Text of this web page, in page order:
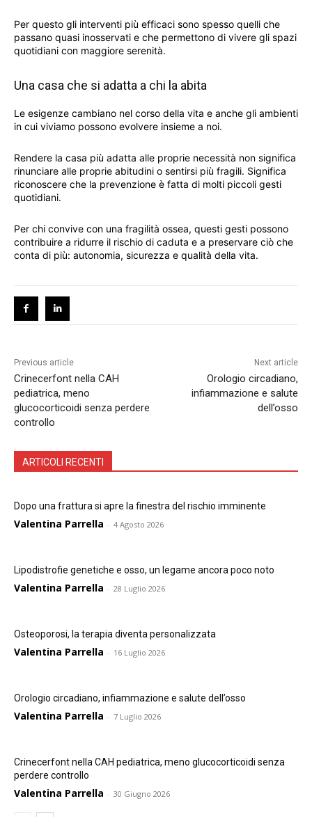
Per questo gli interventi più efficaci sono spesso quelli che
passano quasi inosservati e che permettono di vivere gli spazi
quotidiani con maggiore serenità.
Una casa che si adatta a chi la abita
Le esigenze cambiano nel corso della vita e anche gli ambienti
in cui viviamo possono evolvere insieme a noi.
Rendere la casa più adatta alle proprie necessità non significa
rinunciare alle proprie abitudini o sentirsi più fragili. Significa
riconoscere che la prevenzione è fatta di molti piccoli gesti
quotidiani.
Per chi convive con una fragilità ossea, questi gesti possono
contribuire a ridurre il rischio di caduta e a preservare ciò che
conta di più: autonomia, sicurezza e qualità della vita.
Previous article
Crinecerfont nella CAH
pediatrica, meno
glucocorticoidi senza perdere
controllo
Next article
Orologio circadiano,
infiammazione e salute
dell’osso
ARTICOLI RECENTI
Dopo una frattura si apre la finestra del rischio imminente
Valentina Parrella - 4 Agosto 2026
Lipodistrofie genetiche e osso, un legame ancora poco noto
Valentina Parrella - 28 Luglio 2026
Osteoporosi, la terapia diventa personalizzata
Valentina Parrella - 16 Luglio 2026
Orologio circadiano, infiammazione e salute dell’osso
Valentina Parrella - 7 Luglio 2026
Crinecerfont nella CAH pediatrica, meno glucocorticoidi senza
perdere controllo
Valentina Parrella - 30 Giugno 2026